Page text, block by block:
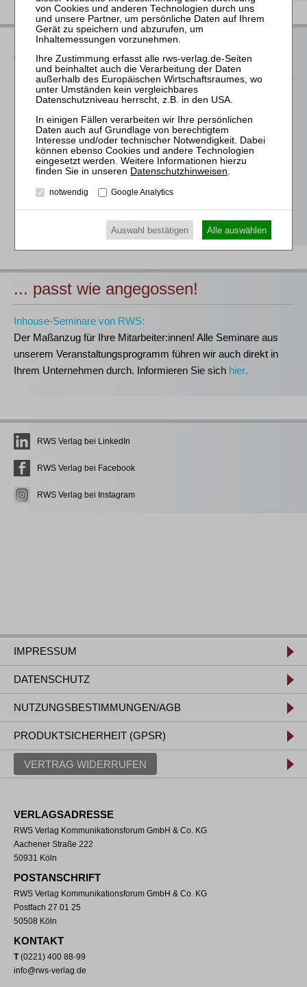
Das bieten Ihnen unsere
Veranstaltungen
Für alle Endgeräte kompatible und browserbasierte
Individuelle Assistenz bis zur Einwahl und Verbindung mit
unserem Online-Seminar
Hochwertige Unterlagen für die Teilnahme, ideal auch zum
späteren Nachschlagen
Erwerb des anerkanntenRWS-Zertifikats
Teilnahmebescheinigungen gemäßGOI, § 15 FAO und
... passt wie angegossen!
Inhouse-Seminare von RWS:
Der Maßanzug für Ihre Mitarbeiter:innen! Alle Seminare aus
unserem Veranstaltungsprogramm führen wir auch direkt in
Ihrem Unternehmen durch. Informieren Sie sich hier.
RWS Verlag bei LinkedIn
RWS Verlag bei Facebook
RWS Verlag bei Instagram
IMPRESSUM
DATENSCHUTZ
NUTZUNGSBESTIMMUNGEN/AGB
PRODUKTSICHERHEIT (GPSR)
VERTRAG WIDERRUFEN
VERLAGSADRESSE
RWS Verlag Kommunikationsforum GmbH & Co. KG
Aachener Straße 222
50931 Köln
POSTANSCHRIFT
RWS Verlag Kommunikationsforum GmbH & Co. KG
Postfach 27 01 25
50508 Köln
KONTAKT
T(0221) 400 88-99
info@rws-verlag.de
Datenschutzhinweisen
notwendig Google Analytics
Auswahl bestätigen Alle auswählen